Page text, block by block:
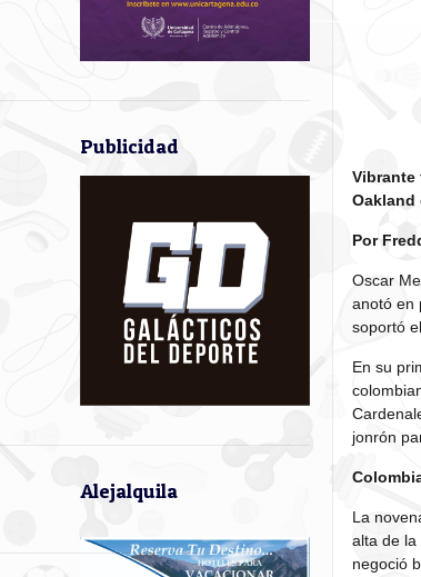
Vibrante
Oakland
Por
Oscar
anotó en
soportó
En su
jonrón
La
alta de la
negoció
Publicidad
Alejalquila